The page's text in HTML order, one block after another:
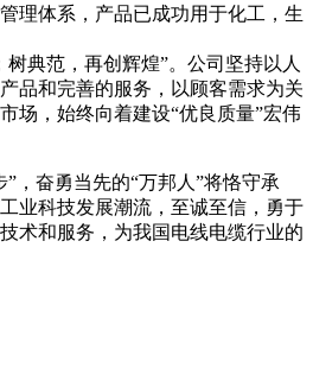
理体系，产品已成功用于化工，生
典范，再创辉煌”。公司坚持以人
品和完善的服务，以顾客需求为关
场，始终向着建设“优良质量”宏伟
，奋勇当先的“万邦人”将恪守承
业科技发展潮流，至诚至信，勇于
术和服务，为我国电线电缆行业的